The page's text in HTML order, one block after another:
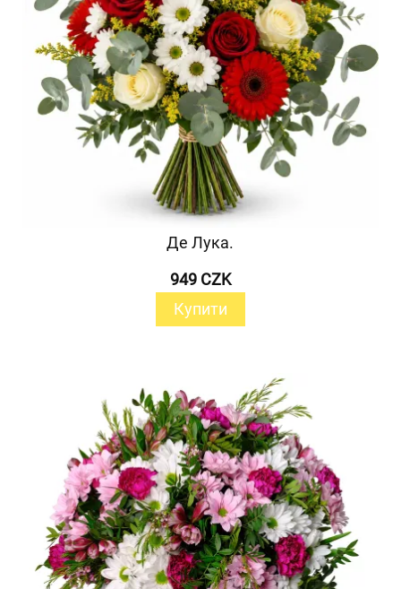
Де Лука.
949 CZK
Купити